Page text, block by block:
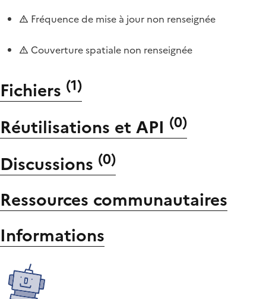
Fréquence de mise à jour non renseignée
Couverture spatiale non renseignée
Fichiers (1)
Réutilisations et API (0)
Discussions (0)
Ressources communautaires
Informations